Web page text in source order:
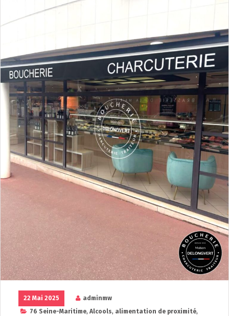
22 Mai 2025
adminmw
76 Seine-Maritime, Alcools, alimentation de proximité,